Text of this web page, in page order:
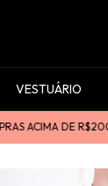
VESTUÁRIO
DE R$200ㅤㅤ|